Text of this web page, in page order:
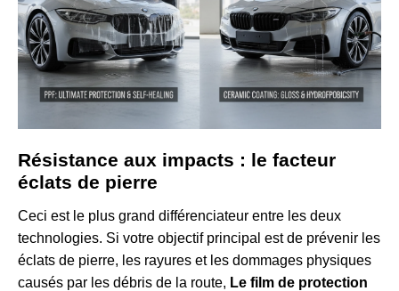
Résistance aux impacts : le facteur
éclats de pierre
Ceci est le plus grand différenciateur entre les deux
technologies. Si votre objectif principal est de prévenir les
éclats de pierre, les rayures et les dommages physiques
causés par les débris de la route, Le film de protection